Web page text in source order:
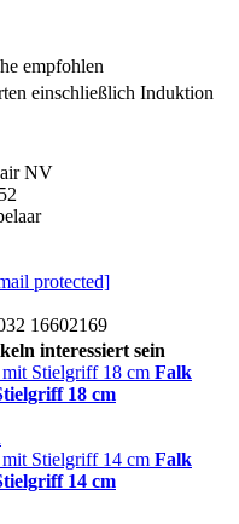
empfohlen
einschließlich Induktion
NV
protected]
16602169
interessiert sein
Falk
18 cm
Falk
14 cm